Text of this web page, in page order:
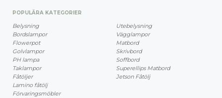
POPULÄRA KATEGORIER
Belysning
Bordslampor
Flowerpot
Golvlampor
PH lampa
Taklampor
Fåtöljer
Lamino fåtölj
Förvaringsmöbler
Utebelysning
Vägglampor
Matbord
Skrivbord
Soffbord
Superellips Matbord
Jetson Fåtölj